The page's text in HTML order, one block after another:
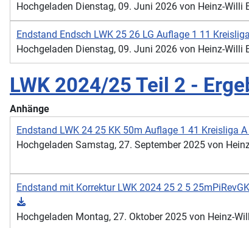
Hochgeladen Dienstag, 09. Juni 2026 von Heinz-Willi
Endstand Endsch LWK 25 26 LG Auflage 1 11
Hochgeladen Dienstag, 09. Juni 2026 von Heinz-Willi
LWK 2024/25 Teil 2 -
Anhänge
Endstand LWK 24 25 KK 50m Auflage 1 41 Kreisliga
Hochgeladen Samstag, 27. September 2025 von
Endstand mit Korrektur LWK 2024 25 2 5
Hochgeladen Montag, 27. Oktober 2025 von Heinz-